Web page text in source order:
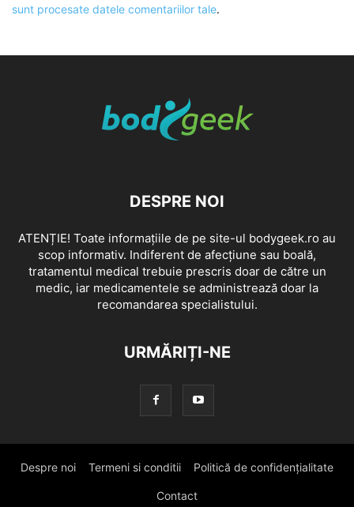
sunt procesate datele comentariilor tale.
DESPRE NOI
ATENȚIE! Toate informațiile de pe site-ul bodygeek.ro au
scop informativ. Indiferent de afecțiune sau boală,
tratamentul medical trebuie prescris doar de către un
medic, iar medicamentele se administrează doar la
recomandarea specialistului.
URMĂRIȚI-NE
Despre noi Termeni si conditii Politică de confidențialitate
Contact